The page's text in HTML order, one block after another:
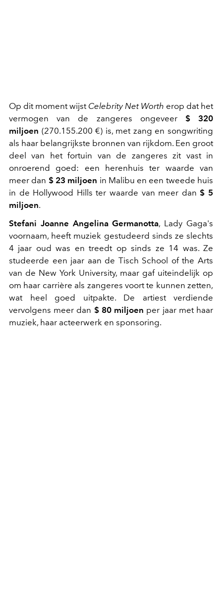
Op dit moment wijst Celebrity Net Worth erop dat het
vermogen van de zangeres ongeveer $ 320
miljoen (270.155.200 €) is, met zang en songwriting
als haar belangrijkste bronnen van rijkdom. Een groot
deel van het fortuin van de zangeres zit vast in
onroerend goed: een herenhuis ter waarde van
meer dan $ 23 miljoen in Malibu en een tweede huis
in de Hollywood Hills ter waarde van meer dan $ 5
miljoen.
Stefani Joanne Angelina Germanotta, Lady Gaga's
voornaam, heeft muziek gestudeerd sinds ze slechts
4 jaar oud was en treedt op sinds ze 14 was. Ze
studeerde een jaar aan de Tisch School of the Arts
van de New York University, maar gaf uiteindelijk op
om haar carrière als zangeres voort te kunnen zetten,
wat heel goed uitpakte. De artiest verdiende
vervolgens meer dan $ 80 miljoen per jaar met haar
muziek, haar acteerwerk en sponsoring.